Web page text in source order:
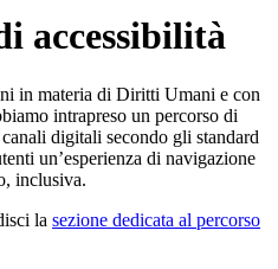
accessibilità
in materia di Diritti Umani e con
intrapreso un percorso di
digitali secondo gli standard
un’esperienza di navigazione
inclusiva.
la sezione dedicata al percorso